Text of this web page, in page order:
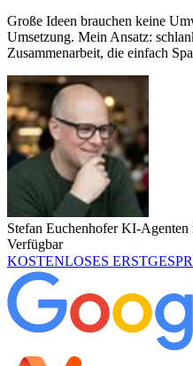
Große Ideen brauchen keine
Umsetzung. Mein Ansatz:
Zusammenarbeit, die einfach
Stefan Euchenhofer KI-Agenten
Verfügbar
KOSTENLOSES
KOSTENLOSES